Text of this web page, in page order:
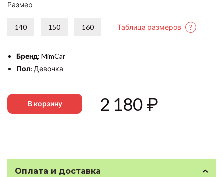
Размер
140 150 160 Таблица размеров ?
Бренд: MimCar
Пол: Девочка
В корзину 2 180₽
Оплата и доставка